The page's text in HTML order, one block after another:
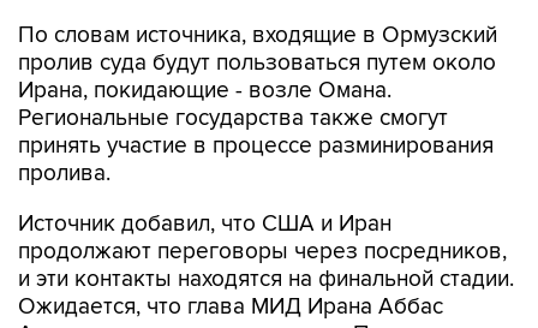
По словам источника, входящие в Ормузский
пролив суда будут пользоваться путем около
Ирана, покидающие - возле Омана.
Региональные государства также смогут
принять участие в процессе разминирования
пролива.
Источник добавил, что США и Иран
продолжают переговоры через посредников,
и эти контакты находятся на финальной стадии.
Ожидается, что глава МИД Ирана Аббас